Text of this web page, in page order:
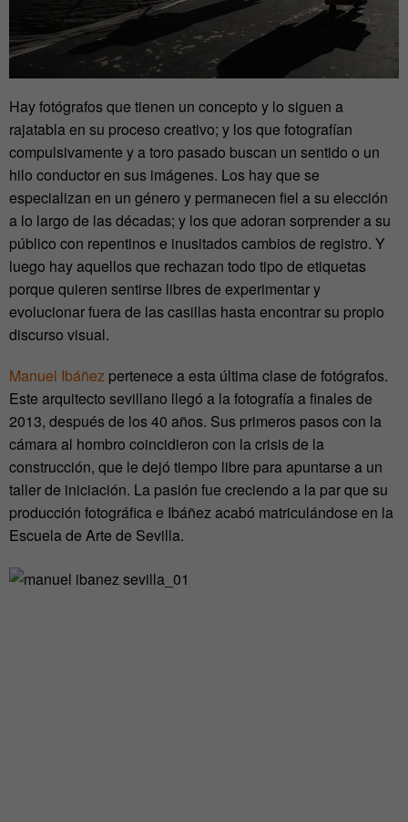
Hay fotógrafos que tienen un concepto y lo siguen a
rajatabla en su proceso creativo; y los que fotografían
compulsivamente y a toro pasado buscan un sentido o un
hilo conductor en sus imágenes. Los hay que se
especializan en un género y permanecen fiel a su elección
a lo largo de las décadas; y los que adoran sorprender a su
público con repentinos e inusitados cambios de registro. Y
luego hay aquellos que rechazan todo tipo de etiquetas
porque quieren sentirse libres de experimentar y
evolucionar fuera de las casillas hasta encontrar su propio
discurso visual.
Manuel Ibáñez pertenece a esta última clase de fotógrafos.
Este arquitecto sevillano llegó a la fotografía a finales de
2013, después de los 40 años. Sus primeros pasos con la
cámara al hombro coincidieron con la crisis de la
construcción, que le dejó tiempo libre para apuntarse a un
taller de iniciación. La pasión fue creciendo a la par que su
producción fotográfica e Ibáñez acabó matriculándose en la
Escuela de Arte de Sevilla.